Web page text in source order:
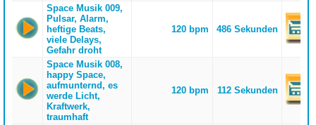
Space Musik 009,
Pulsar, Alarm,
heftige Beats,
viele Delays,
Gefahr droht
120 bpm 486 Sekunden
Space Musik 008,
happy Space,
aufmunternd, es
werde Licht,
Kraftwerk,
traumhaft
120 bpm 112 Sekunden